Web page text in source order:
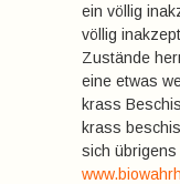
ein völlig
völlig
Zustände
eine etwas
krass
krass
sich übrigens